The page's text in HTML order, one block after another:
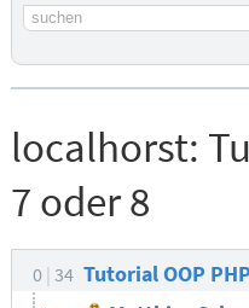
Suchbegriff
localhorst:
7 oder 8
0 34 Tutorial OOP